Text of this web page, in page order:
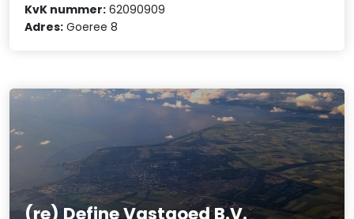
KvK nummer: 62090909
Adres: Goeree 8
(re) Define Vastgoed B.V.